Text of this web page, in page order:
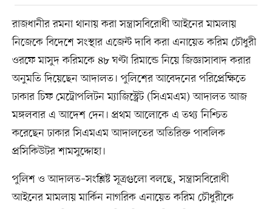
রাজধানীর রমনা থানায় করা সন্ত্রাসবিরোধী আইনের মামলায়
নিজেকে বিদেশে সংস্থার এজেন্ট দাবি করা এনায়েত করিম চৌধুরী
ওরফে মাসুদ করিমকে ৪৮ ঘণ্টা রিমান্ডে নিয়ে জিজ্ঞাসাবাদ করার
অনুমতি দিয়েছেন আদালত। পুলিশের আবেদনের পরিপ্রেক্ষিতে
ঢাকার চিফ মেট্রোপলিটন ম্যাজিস্ট্রেট (সিএমএম) আদালত আজ
মঙ্গলবার এ আদেশ দেন। প্রথম আলোকে এ তথ্য নিশ্চিত
করেছেন ঢাকার সিএমএম আদালতের অতিরিক্ত পাবলিক
প্রসিকিউটর শামসুদ্দোহা।
পুলিশ ও আদালত–সংশ্লিষ্ট সূত্রগুলো বলছে, সন্ত্রাসবিরোধী
আইনের মামলায় মার্কিন নাগরিক এনায়েত করিম চৌধুরীকে